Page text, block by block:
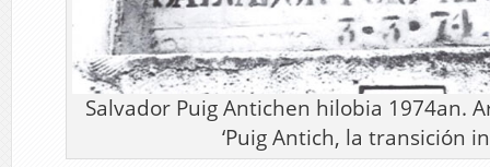
Salvador Puig Antichen hilobia 1974an.
‘Puig Antich, la transición